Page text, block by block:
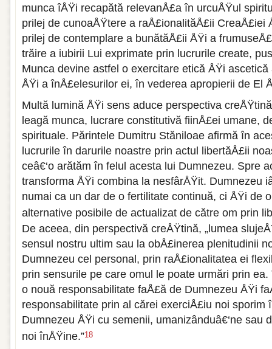
munca îÅŸi recapătă relevanÅ£a în urcuÅŸul
prilej de cunoaÅŸtere a raÅ£ionalităÅ£ii CreaÅ£iei
prilej de contemplare a bunătăÅ£ii ÅŸi a
trăire a iubirii Lui exprimate prin lucrurile create,
Munca devine astfel o exercitare etică ÅŸi
ÅŸi a înÅ£elesurilor ei, în vederea apropierii de El
Multă lumină ÅŸi sens aduce perspectiva
leagă munca, lucrare constitutivă fiinÅ£ei umane,
spirituale. Părintele Dumitru Stăniloae afirmă în
lucrurile în darurile noastre prin actul libertăÅ£ii
ceâ€‘o arătăm în felul acesta lui Dumnezeu. Spre
transforma ÅŸi combina la nesfârÅŸit. Dumnezeu
numai ca un dar de o fertilitate continuă, ci ÅŸi de
alternative posibile de actualizat de către om prin
De aceea, din perspectivă creÅŸtină, „lumea
sensul nostru ultim sau la obÅ£inerea plenitudinii
Dumnezeu cel personal, prin raÅ£ionalitatea ei
prin sensurile pe care omul le poate urmări prin
o nouă responsabilitate faÅ£ă de Dumnezeu ÅŸi
responsabilitate prin al cărei exerciÅ£iu noi sporim
Dumnezeu ÅŸi cu semenii, umanizânduâ€‘ne sau
noi înÅŸine.”18